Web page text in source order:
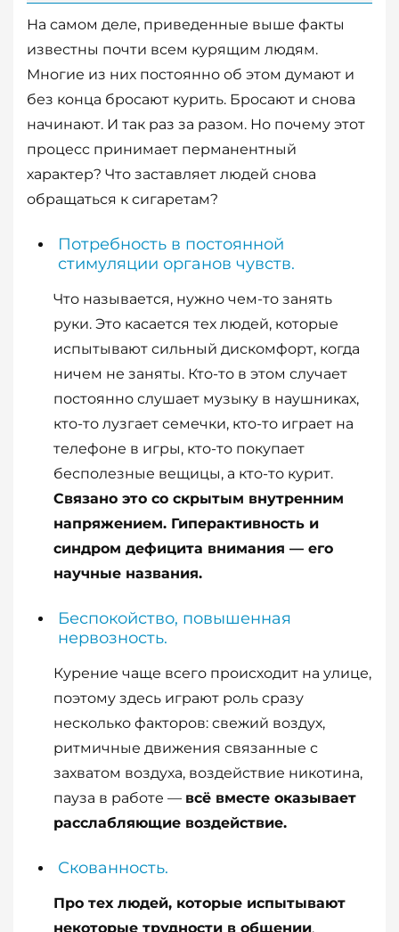
На самом деле, приведенные выше факты
известны почти всем курящим людям.
Многие из них постоянно об этом думают и
без конца бросают курить. Бросают и снова
начинают. И так раз за разом. Но почему этот
процесс принимает перманентный
характер? Что заставляет людей снова
обращаться к сигаретам?
Потребность в постоянной
стимуляции органов чувств.
Что называется, нужно чем-то занять
руки. Это касается тех людей, которые
испытывают сильный дискомфорт, когда
ничем не заняты. Кто-то в этом случает
постоянно слушает музыку в наушниках,
кто-то лузгает семечки, кто-то играет на
телефоне в игры, кто-то покупает
бесполезные вещицы, а кто-то курит.
Связано это со скрытым внутренним
напряжением. Гиперактивность и
синдром дефицита внимания — его
научные названия.
Беспокойство, повышенная
нервозность.
Курение чаще всего происходит на улице,
поэтому здесь играют роль сразу
несколько факторов: свежий воздух,
ритмичные движения связанные с
захватом воздуха, воздействие никотина,
пауза в работе — всё вместе оказывает
расслабляющие воздействие.
Скованность.
Про тех людей, которые испытывают
некоторые трудности в общении.